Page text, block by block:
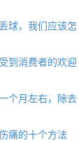
球，我们应该怎
到消费者的欢迎
个月左右，除
痛的十个方法